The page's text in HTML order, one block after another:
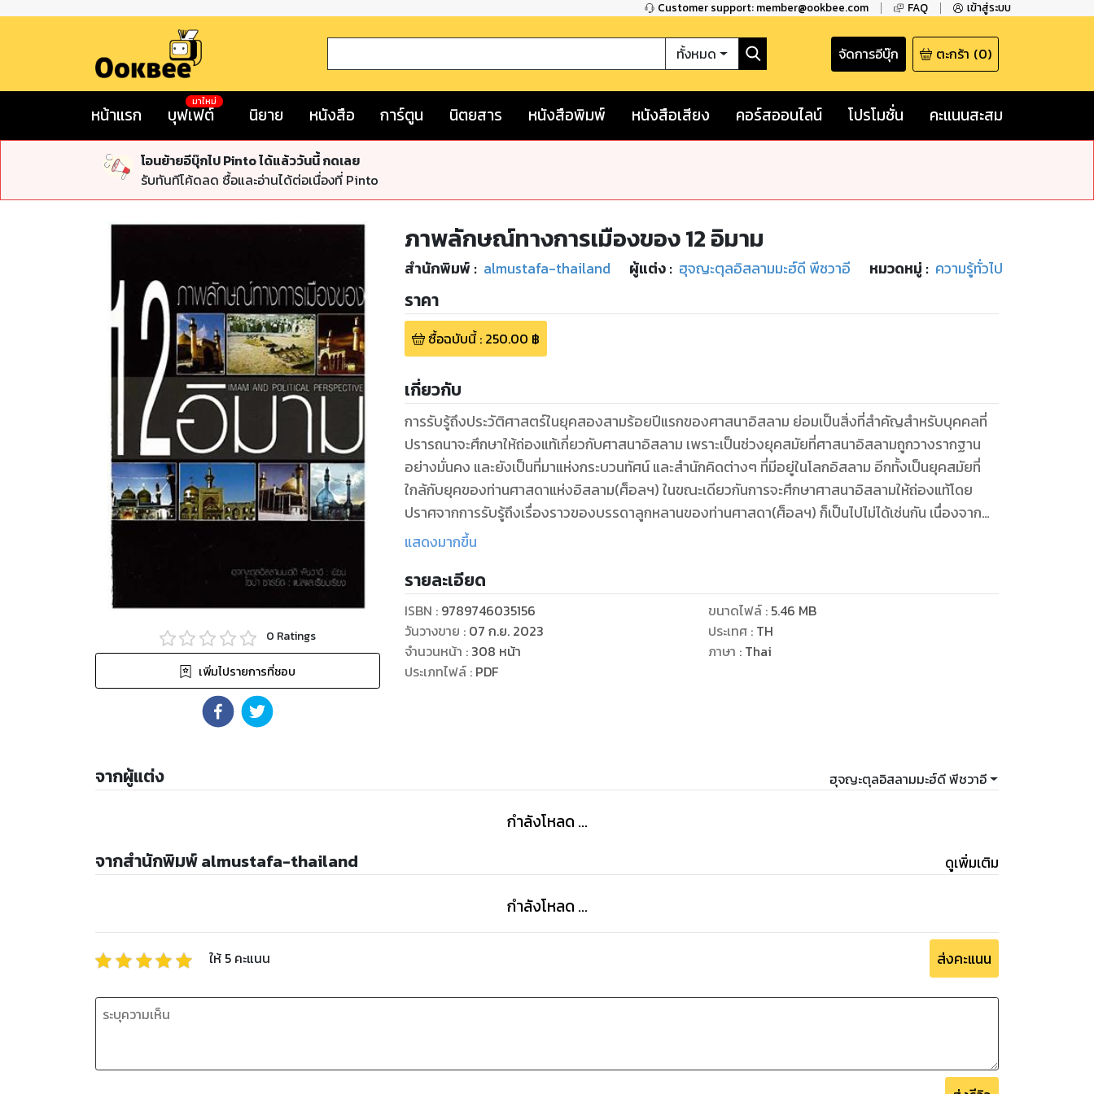
Customer support: member@ookbee.com FAQ เข้าสู่ระบบ
ทั้งหมด จัดการอีบุ๊ก ตะกร้า (0)
หน้าแรก บุฟเฟต์
มาใหม่
นิยาย หนังสือ การ์ตูน นิตยสาร หนังสือพิมพ์ หนังสือเสียง คอร์สออนไลน์ โปรโมชั่น คะแนนสะสม
โอนย้ายอีบุ๊กไป Pinto ได้แล้ววันนี้ กดเลย
รับทันทีโค้ดลด ซื้อและอ่านได้ต่อเนื่องที่ Pinto
0 Ratings
เพิ่มไปรายการที่ชอบ
ภาพลักษณ์ทางการเมืองของ 12 อิมาม
สำนักพิมพ์ : almustafa-thailand ผู้แต่ง : ฮุจญะตุลอิสลามมะฮ์ดี พีชวาอี หมวดหมู่ : ความรู้ทั่วไป
ราคา
ซื้อฉบับนี้: 250.00 ฿
เกี่ยวกับ
การรับรู้ถึงประวัติศาสตร์ในยุคสองสามร้อยปีแรกของศาสนาอิสลาม ย่อมเป็นสิ่งที่สำคัญสำหรับบุคคลที่
ปรารถนาจะศึกษาให้ถ่องแท้เกี่ยวกับศาสนาอิสลาม เพราะเป็นช่วงยุคสมัยที่ศาสนาอิสลามถูกวางรากฐาน
อย่างมั่นคง และยังเป็นที่มาแห่งกระบวนทัศน์ และสำนักคิดต่างๆ ที่มีอยู่ในโลกอิสลาม อีกทั้งเป็นยุคสมัยที่
ใกล้กับยุคของท่านศาสดาแห่งอิสลาม(ศ็อลฯ) ในขณะเดียวกันการจะศึกษาศาสนาอิสลามให้ถ่องแท้โดย
ปราศจากการรับรู้ถึงเรื่องราวของบรรดาลูกหลานของท่านศาสดา(ศ็อลฯ) ก็เป็นไปไม่ได้เช่นกัน เนื่องจาก
บุคคลดังกล่าวเป็นบุคคลที่มีความใกล้ชิด สนิทสนมกับท่านศาสดาแห่งอิสลาม(ศ็อลฯ) เป็นอย่างยิ่ง เป็นกลุ่ม
จากประชาชาติของท่านทั้งสิ้น แม้ว่าการประกาศเผยแผ่อิสลามและการอุตสาห์พยายามของท่านนั้นจะ
ประสบกับความลำบากยากเข็ญตลอดจนเผชิญกับอุปสรรค์อันใหญ่หลวงที่มาขวางกั้นนานานัปการก็ตาม
แต่สิ่งเดียวที่ท่านร้องขอต่อประชาชาติของท่านคือ ให้พวกเขามีความรักต่อลูกหลานของท่าน
แสดงมากขึ้น
รายละเอียด
ISBN : 9789746035156
วันวางขาย : 07 ก.ย. 2023
จำนวนหน้า : 308 หน้า
ประเภทไฟล์: PDF
ขนาดไฟล์: 5.46 MB
ประเทศ : TH
ภาษา : Thai
จากผู้แต่ง ฮุจญะตุลอิสลามมะฮ์ดี พีชวาอี
กำลังโหลด ...
จากสำนักพิมพ์ almustafa-thailand ดูเพิ่มเติม
กำลังโหลด ...
ให้ 5 คะแนน ส่งคะแนน